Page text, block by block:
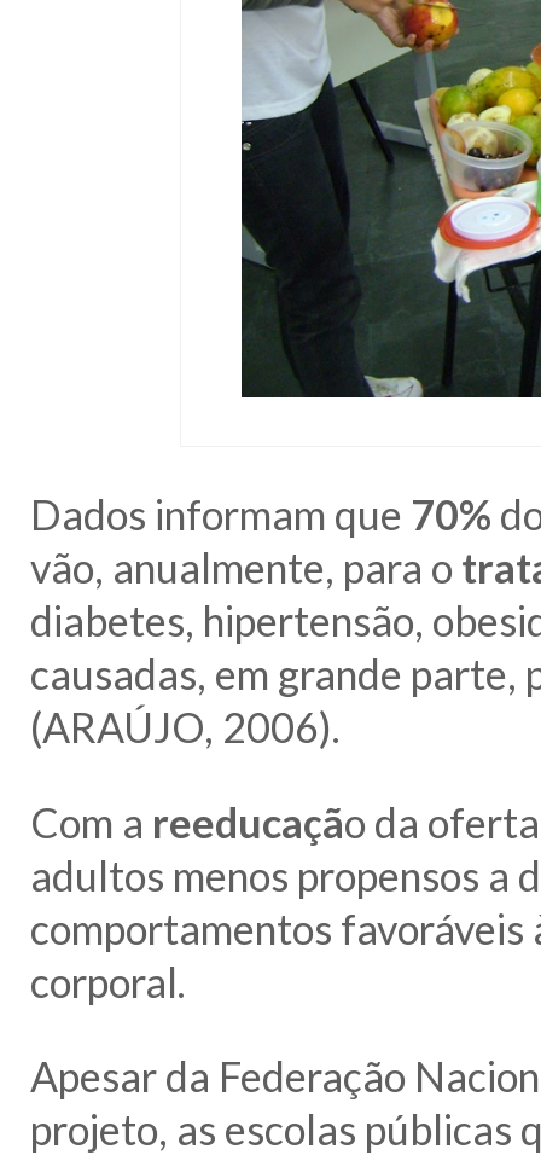
Dados informam que 70%
vão, anualmente, para o
diabetes, hipertensão,
causadas, em grande
(ARAÚJO, 2006).
Com a reeducação da
adultos menos propensos a
comportamentos favoráveis
corporal.
Apesar da Federação
projeto, as escolas públicas